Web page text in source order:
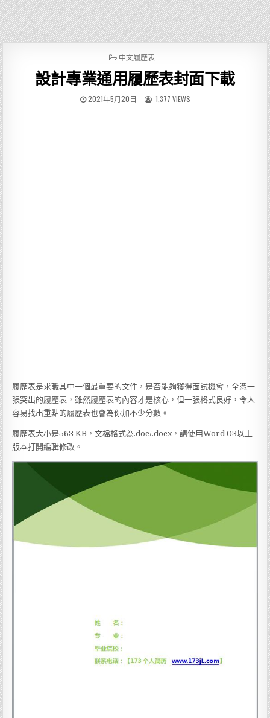
P
S
T
E
中文履歷表
設計專業通用履歷表封面下載
2021年5月20日 1,377 VIEWS
履歷表是求職其中一個最重要的文件，是否能夠獲得面試機會，全憑一
張突出的履歷表，雖然履歷表的內容才是核心，但一張格式良好，令人
容易找出重點的履歷表也會為你加不少分數。
履歷表大小是563 KB，文檔格式為.doc/.docx，請使用Word 03以上
版本打開編輯修改。